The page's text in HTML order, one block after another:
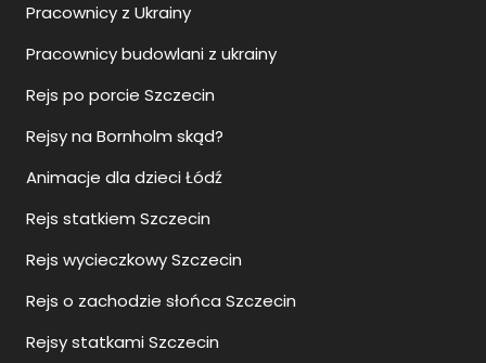
Pracownicy z Ukrainy
Pracownicy budowlani z ukrainy
Rejs po porcie Szczecin
Rejsy na Bornholm skąd?
Animacje dla dzieci Łódź
Rejs statkiem Szczecin
Rejs wycieczkowy Szczecin
Rejs o zachodzie słońca Szczecin
Rejsy statkami Szczecin